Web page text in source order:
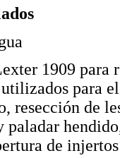
1909 para
para
resección de
paladar
de